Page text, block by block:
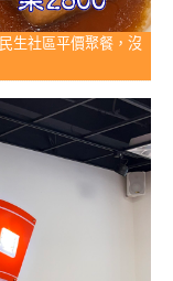
生社區平價聚餐，沒